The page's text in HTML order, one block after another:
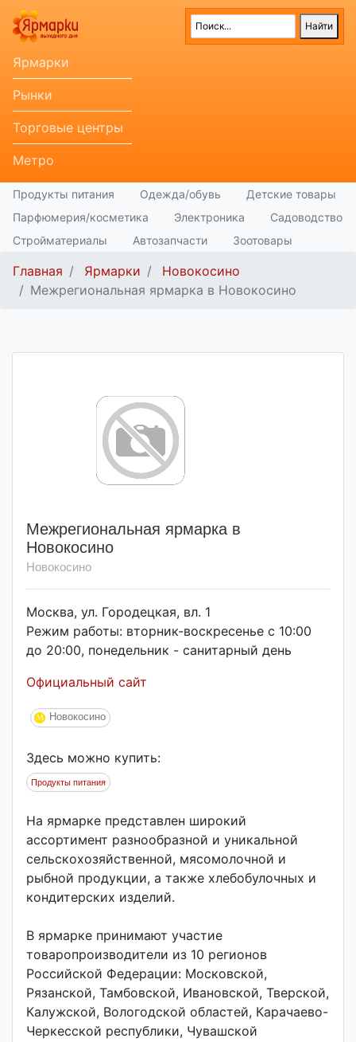
Ярмарки
Рынки
Торговые центры
Метро
Продукты питания Одежда/обувь
Детские товары
Парфюмерия/косметика
Электроника
Садоводство
Стройматериалы
Автозапчасти Зоотовары
Главная Ярмарки
Новокосино
Межрегиональная ярмарка в Новокосино
Межрегиональная ярмарка в
Новокосино
Новокосино
Москва, ул. Городецкая, вл. 1
Режим работы: вторник-воскресенье с 10:00
до 20:00, понедельник - санитарный день
Официальный сайт
Новокосино
Здесь можно купить:
Продукты питания
На ярмарке представлен широкий
ассортимент разнообразной и уникальной
сельскохозяйственной, мясомолочной и
рыбной продукции, а также хлебобулочных и
кондитерских изделий.
В ярмарке принимают участие
товаропроизводители из 10 регионов
Российской Федерации: Московской,
Рязанской, Тамбовской, Ивановской, Тверской,
Калужской, Вологодской областей, Карачаево-
Черкесской республики, Чувашской